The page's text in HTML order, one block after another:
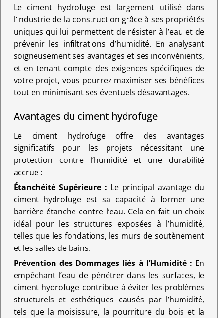
Le ciment hydrofuge est largement utilisé dans
l’industrie de la construction grâce à ses propriétés
uniques qui lui permettent de résister à l’eau et de
prévenir les infiltrations d’humidité. En analysant
soigneusement ses avantages et ses inconvénients,
et en tenant compte des exigences spécifiques de
votre projet, vous pourrez maximiser ses bénéfices
tout en minimisant ses éventuels désavantages.
Avantages du ciment hydrofuge
Le ciment hydrofuge offre des avantages
significatifs pour les projets nécessitant une
protection contre l’humidité et une durabilité
accrue :
Étanchéité Supérieure : Le principal avantage du
ciment hydrofuge est sa capacité à former une
barrière étanche contre l’eau. Cela en fait un choix
idéal pour les structures exposées à l’humidité,
telles que les fondations, les murs de soutènement
et les salles de bains.
Prévention des Dommages liés à l’Humidité : En
empêchant l’eau de pénétrer dans les surfaces, le
ciment hydrofuge contribue à éviter les problèmes
structurels et esthétiques causés par l’humidité,
tels que la moisissure, la pourriture du bois et la